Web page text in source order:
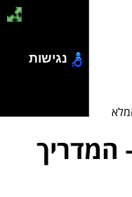
המדריך
נגישות